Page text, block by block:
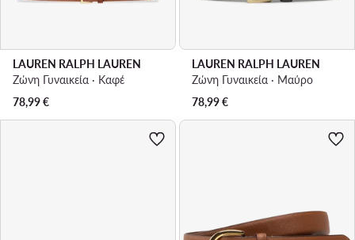
LAUREN RALPH LAUREN
Ζώνη Γυναικεία · Καφέ
78,99€
LAUREN RALPH LAUREN
Ζώνη Γυναικεία · Μαύρο
78,99€